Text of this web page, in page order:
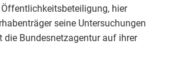
hier
seine Untersuchungen
Bundesnetzagentur auf ihrer